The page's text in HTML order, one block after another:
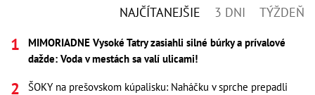
NAJČÍTANEJŠIE 3 DNI TÝŽDEŇ
MIMORIADNE Vysoké Tatry zasiahli silné búrky a prívalové
dažde: Voda v mestách sa valí ulicami!
ŠOKY na prešovskom kúpalisku: Naháčku v sprche prepadli